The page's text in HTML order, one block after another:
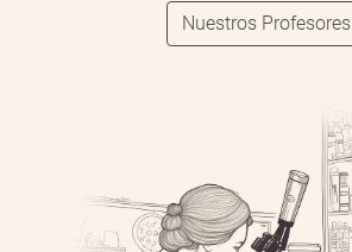
Nuestros Profesores